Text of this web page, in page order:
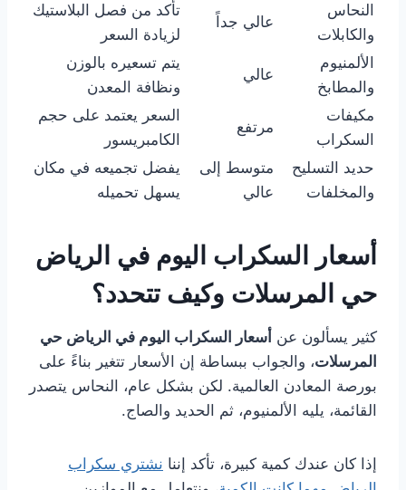
النحاس
والكابلات
عالي جداً
تأكد من فصل البلاستيك
لزيادة السعر
الألمنيوم
والمطابخ
عالي
يتم تسعيره بالوزن
ونظافة المعدن
مكيفات
السكراب
مرتفع
السعر يعتمد على حجم
الكامبريسور
حديد التسليح
والمخلفات
متوسط إلى
عالي
يفضل تجميعه في مكان
يسهل تحميله
أسعار السكراب اليوم في الرياض
حي المرسلات وكيف تتحدد؟
كثير يسألون عن أسعار السكراب اليوم في الرياض حي
المرسلات، والجواب ببساطة إن الأسعار تتغير بناءً على
بورصة المعادن العالمية. لكن بشكل عام، النحاس يتصدر
القائمة، يليه الألمنيوم، ثم الحديد والصاج.
إذا كان عندك كمية كبيرة، تأكد إننا نشتري سكراب